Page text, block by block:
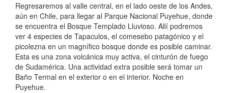
Regresaremos al valle central, en el lado oeste de los Andes,
aún en Chile, para llegar al Parque Nacional Puyehue, donde
se encuentra el Bosque Templado Lluvioso. Allí podremos
ver 4 especies de Tapaculos, el comesebo patagónico y el
picolezna en un magnífico bosque donde es posible caminar.
Esta es una zona volcánica muy activa, el cinturón de fuego
de Sudamérica. Una actividad extra posible será tomar un
Baño Termal en el exterior o en el interior. Noche en
Puyehue.